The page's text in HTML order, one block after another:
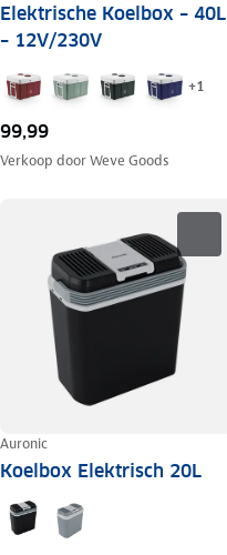
Elektrische Koelbox – 40L
– 12V/230V
+1
99,99
Verkoop doorWeve Goods
Auronic
Koelbox Elektrisch 20L